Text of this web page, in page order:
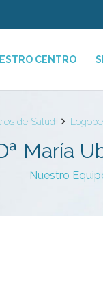
CENTRO
de Salud
María
Nuestro